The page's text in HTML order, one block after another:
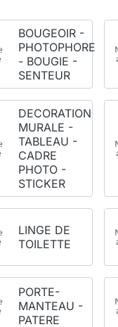
BOUGEOIR -
PHOTOPHORE
- BOUGIE -
SENTEUR
DECORATION
MURALE -
TABLEAU -
CADRE
PHOTO -
STICKER
LINGE DE
TOILETTE
PORTE-
MANTEAU -
PATERE